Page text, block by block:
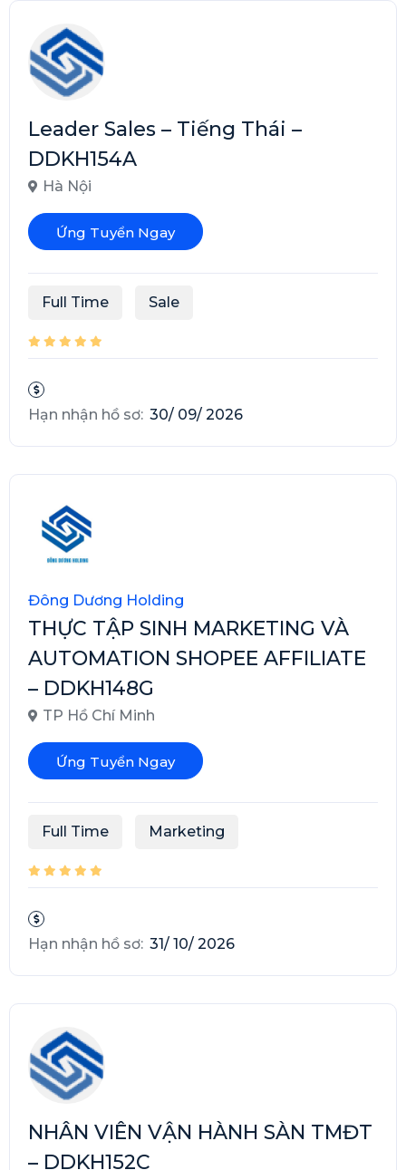
Leader Sales – Tiếng Thái –
DDKH154A
Hà Nội
Ứng Tuyển Ngay
Full Time Sale
Hạn nhận hồ sơ: 30/ 09/ 2026
Đông Dương Holding
THỰC TẬP SINH MARKETING VÀ
AUTOMATION SHOPEE AFFILIATE
– DDKH148G
TP Hồ Chí Minh
Ứng Tuyển Ngay
Full Time Marketing
Hạn nhận hồ sơ: 31/ 10/ 2026
NHÂN VIÊN VẬN HÀNH SÀN TMĐT
– DDKH152C